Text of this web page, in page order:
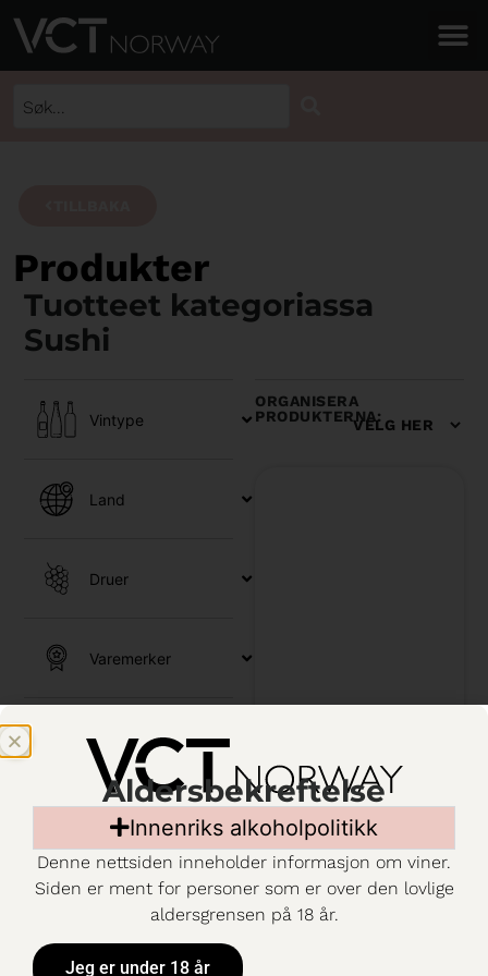
Produkter
Tuotteet kategoriassa
Sushi
Vintype
Land
Druer
Varemerker
Utvalg
Kjennetegn
Emballasje
ORGANISERA
PRODUKTERNA:
Aldersbekreftelse
Innenriks alkoholpolitikk
Denne nettsiden inneholder informasjon om viner.
Siden er ment for personer som er over den lovlige
aldersgrensen på 18 år.
Jeg er under 18 år